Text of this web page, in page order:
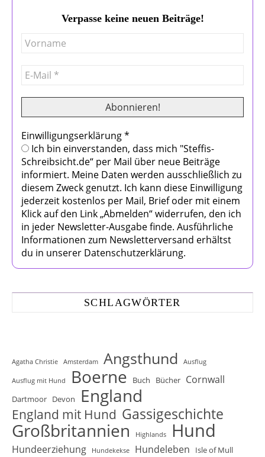
Verpasse keine neuen Beiträge!
Einwilligungserklärung*
Ich bin einverstanden, dass mich "Steffis-
Schreibsicht.de“ per Mail über neue Beiträge
informiert. Meine Daten werden ausschließlich zu
diesem Zweck genutzt. Ich kann diese Einwilligung
jederzeit kostenlos per Mail, Brief oder mit einem
Klick auf den Link „Abmelden“ widerrufen, den ich
in jeder Newsletter-Ausgabe finde. Ausführliche
Informationen zum Newsletterversand erhältst
du in unserer Datenschutzerklärung.
SCHLAGWÖRTER
Agatha Christie Amsterdam Angsthund Ausflug
Ausflug mit Hund Boerne Buch Bücher Cornwall
Dartmoor Devon England
England mit Hund Gassigeschichte
Großbritannien Highlands Hund
Hundeerziehung Hundekekse Hundeleben Isle of Mull